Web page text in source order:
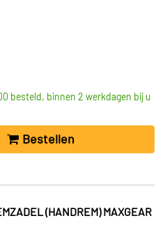
besteld, binnen 2 werkdagen bij u
Bestellen
(HANDREM) MAXGEAR